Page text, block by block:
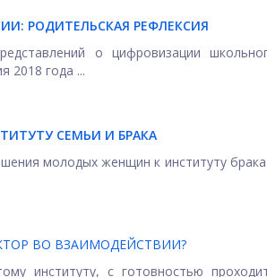
РОДИТЕЛЬСКАЯ РЕФЛЕКСИЯ
о цифровизации
2018 года ...
СЕМЬИ И БРАКА
молодых женщин к институту
ВО ВЗАИМОДЕЙСТВИИ?
институту, с готовностью